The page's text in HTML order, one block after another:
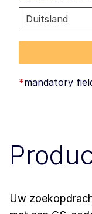
*mandatory
Uw